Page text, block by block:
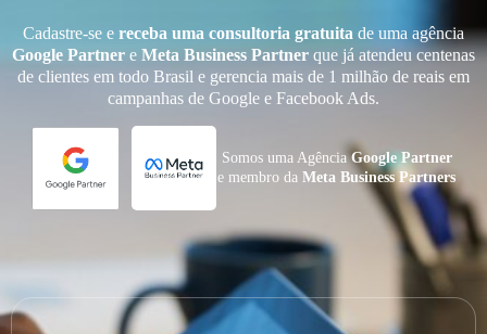
Cadastre-se e receba uma consultoria gratuita de uma agência
Google Partner e Meta Business Partner que já atendeu centenas
de clientes em todo Brasil e gerencia mais de 1 milhão de reais em
campanhas de Google e Facebook Ads.
Somos uma AgênciaGoogle Partner
e membro daMeta Business Partners